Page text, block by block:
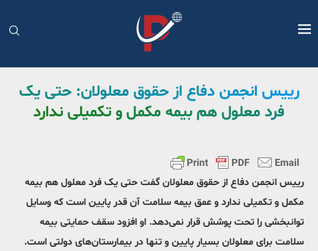
رییس انجمن دفاع از حقوق معلولان: حتی یک
فرد معلول هم بیمه مکمل و تکمیلی ندارد
رییس انجمن دفاع از حقوق معلولان گفت حتی یک فرد معلول هم بیمه
مکمل و تکمیلی ندارد و عمق بیمه سلامت آن قدر پایین است که وسایل
توانبخشی را تحت پوشش قرار نمی‌دهد. او افزود سقف حمایتی بیمه
سلامت برای معلولان بسیار پایین و تنها در بیمارستان‌های دولتی است.